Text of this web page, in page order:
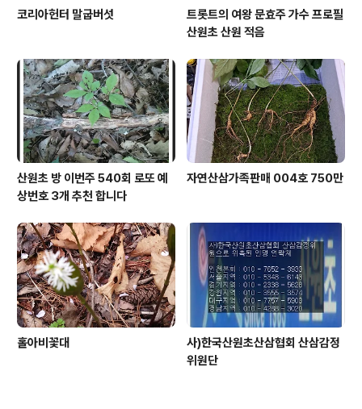
코리아헌터 말굽버섯
트롯트의 여왕 문효주 가수 프로필
산원초 산원 적음
산원초 방 이번주 540회 로또 예
상번호 3개 추천 합니다
자연산삼가족판매 004호 750만
홀아비꽃대
사)한국산원초산삼협회 산삼감정
위원단